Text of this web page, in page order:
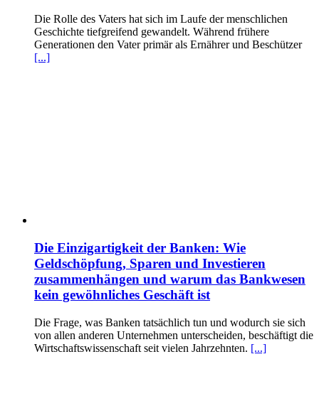
Die Rolle des Vaters hat sich im Laufe der menschlichen
Geschichte tiefgreifend gewandelt. Während frühere
Generationen den Vater primär als Ernährer und Beschützer
[...]
Die Einzigartigkeit der Banken: Wie
Geldschöpfung, Sparen und Investieren
zusammenhängen und warum das Bankwesen
kein gewöhnliches Geschäft ist
Die Frage, was Banken tatsächlich tun und wodurch sie sich
von allen anderen Unternehmen unterscheiden, beschäftigt die
Wirtschaftswissenschaft seit vielen Jahrzehnten. [...]